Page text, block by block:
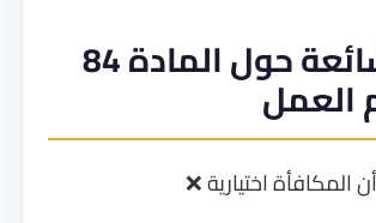
أخطاء شائعة حول المادة 84
العمل
المكافأة اختيارية ❌